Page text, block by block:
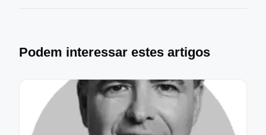
Podem interessar estes artigos